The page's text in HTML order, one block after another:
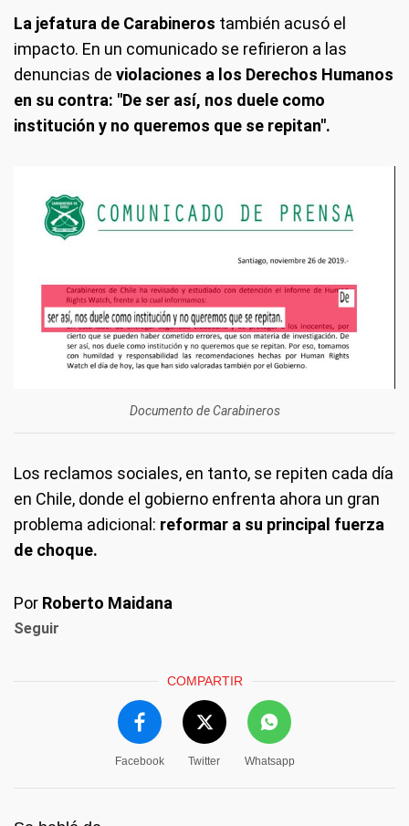
La jefatura de Carabineros también acusó el
impacto. En un comunicado se refirieron a las
denuncias de violaciones a los Derechos Humanos
en su contra: "De ser así, nos duele como
institución y no queremos que se repitan".
Documento de Carabineros
Los reclamos sociales, en tanto, se repiten cada día
en Chile, donde el gobierno enfrenta ahora un gran
problema adicional: reformar a su principal fuerza
de choque.
Por Roberto Maidana
Seguir
COMPARTIR
Facebook Twitter Whatsapp